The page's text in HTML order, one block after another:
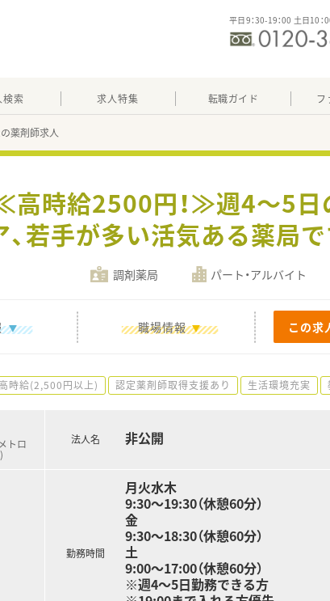
平日9：30-19：00 土日10：
索 求人特集 転職ガイド フ
薬剤師求人
≪高時給2500円！≫週4～5
、若手が多い活気ある薬局で
調剤薬局 パート・アルバイト
職場情報 この求
高時給(2,500円以上) 認定薬剤師取得支援あり 生活環境充実
トロ 法人名 非公開
勤務時間
月火水木
9:30～19:30（休憩60分）
金
9:30～18:30（休憩60分）
土
9:00～17:00（休憩60分）
※週4～5日勤務できる方